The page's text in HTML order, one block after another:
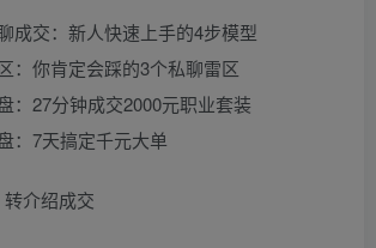
成交：新人快速上手的4步模型
：你肯定会踩的3个私聊雷区
：27分钟成交2000元职业套装
：7天搞定千元大单
介绍成交